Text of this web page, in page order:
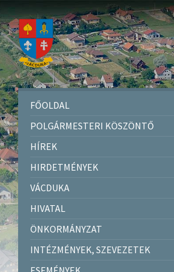
FŐOLDAL
POLGÁRMESTERI KÖSZÖNTŐ
HÍREK
HIRDETMÉNYEK
VÁCDUKA
HIVATAL
ÖNKORMÁNYZAT
INTÉZMÉNYEK, SZEVEZETEK